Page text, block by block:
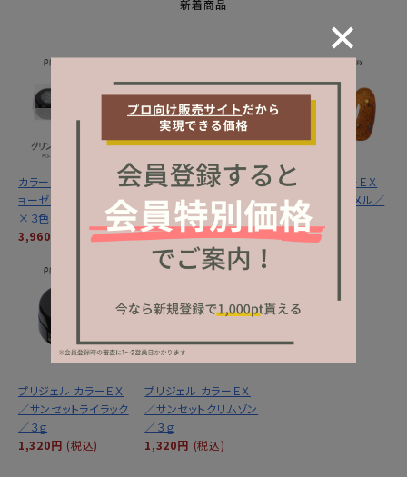
新着商品
カラーＥＸ／グリントジ
ョーゼットシリーズ３ｇ
×３色セット
3,960円
(税込)
カラーＥＸ／サンセット
ミラージュシリーズ ３
ｇ×３色セット
3,960円 (税込)
プリジェル カラーＥＸ
／サンセットキャメル／
３ｇ
1,320円 (税込)
プリジェル カラーＥＸ
／サンセットライラック
／３ｇ
1,320円 (税込)
プリジェル カラーＥＸ
／サンセットクリムゾン
／３ｇ
1,320円 (税込)